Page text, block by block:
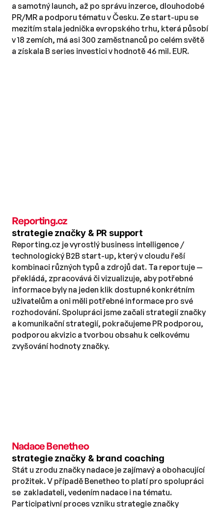
a samotný launch, až po správu inzerce, dlouhodobé
PR/MR a podporu tématu v Česku. Ze start-upu se
mezitím stala jednička evropského trhu, která působí
v 18 zemích, má asi 300 zaměstnanců po celém světě
a získala B series investici v hodnotě 46 mil. EUR.
Reporting.cz
strategie značky & PR support
Reporting.cz je vyrostlý business intelligence /
technologický B2B start-up, který v cloudu řeší
kombinaci různých typů a zdrojů dat. Ta reportuje —
překládá, zpracovává či vizualizuje, aby potřebné
informace byly na jeden klik dostupné konkrétním
uživatelům a oni měli potřebné informace pro své
rozhodování. Spolupráci jsme začali strategií značky
a komunikační strategií, pokračujeme PR podporou,
podporou akvizic a tvorbou obsahu k celkovému
zvyšování hodnoty značky.
Nadace Benetheo
strategie značky & brand coaching
Stát u zrodu značky nadace je zajímavý a obohacující
prožitek. V případě Benetheo to platí pro spolupráci
se  zakladateli, vedením nadace i na tématu.
Participativní proces vzniku strategie značky